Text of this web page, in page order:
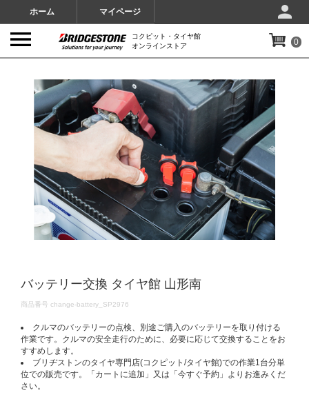
ホーム マイページ
コクピット・タイヤ館
オンラインストア
0
バッテリー交換 タイヤ館 山形南
DETAILS
商品番号 change-battery_SP2976
クルマのバッテリーの点検、別途ご購入のバッテリーを取り付ける
作業です。クルマの安全走行のために、必要に応じて交換することをお
すすめします。
ブリヂストンのタイヤ専門店(コクピット/タイヤ館)での作業1台分単
位での販売です。「カートに追加」又は「今すぐ予約」よりお進みくだ
さい。